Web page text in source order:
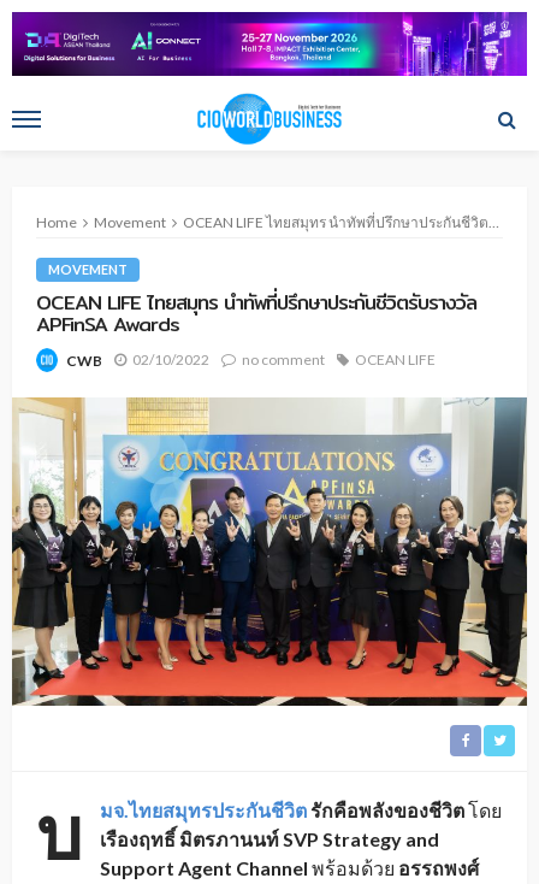
Home Movement OCEAN LIFE ไทยสมุทร นำทัพที่ปรึกษาประกันชีวิตรับรางวัล APFinSA Awards
MOVEMENT
OCEAN LIFE ไทยสมุทร นำทัพที่ปรึกษาประกันชีวิตรับรางวัล
APFinSA Awards
CWB 02/10/2022 no comment OCEAN LIFE
บ มจ.ไทยสมุทรประกันชีวิต รักคือพลังของชีวิตโดย
เรืองฤทธิ์ มิตรภานนท์SVP Strategy and
Support Agent Channel พร้อมด้วย อรรถพงศ์